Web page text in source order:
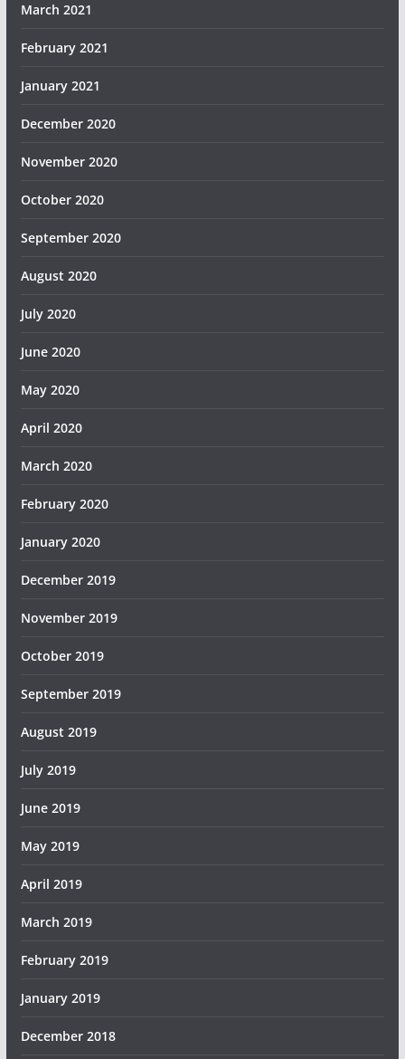
March 2021
February 2021
January 2021
December 2020
November 2020
October 2020
September 2020
August 2020
July 2020
June 2020
May 2020
April 2020
March 2020
February 2020
January 2020
December 2019
November 2019
October 2019
September 2019
August 2019
July 2019
June 2019
May 2019
April 2019
March 2019
February 2019
January 2019
December 2018